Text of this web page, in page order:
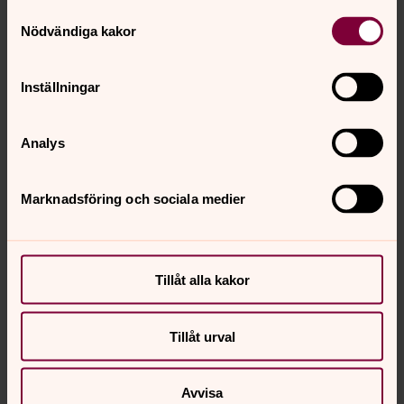
Nödvändiga kakor
Inställningar
Analys
Marknadsföring och sociala medier
Tillåt alla kakor
Tillåt urval
Avvisa
Lina Grimhammar
Komminister, Löddebygdens församling